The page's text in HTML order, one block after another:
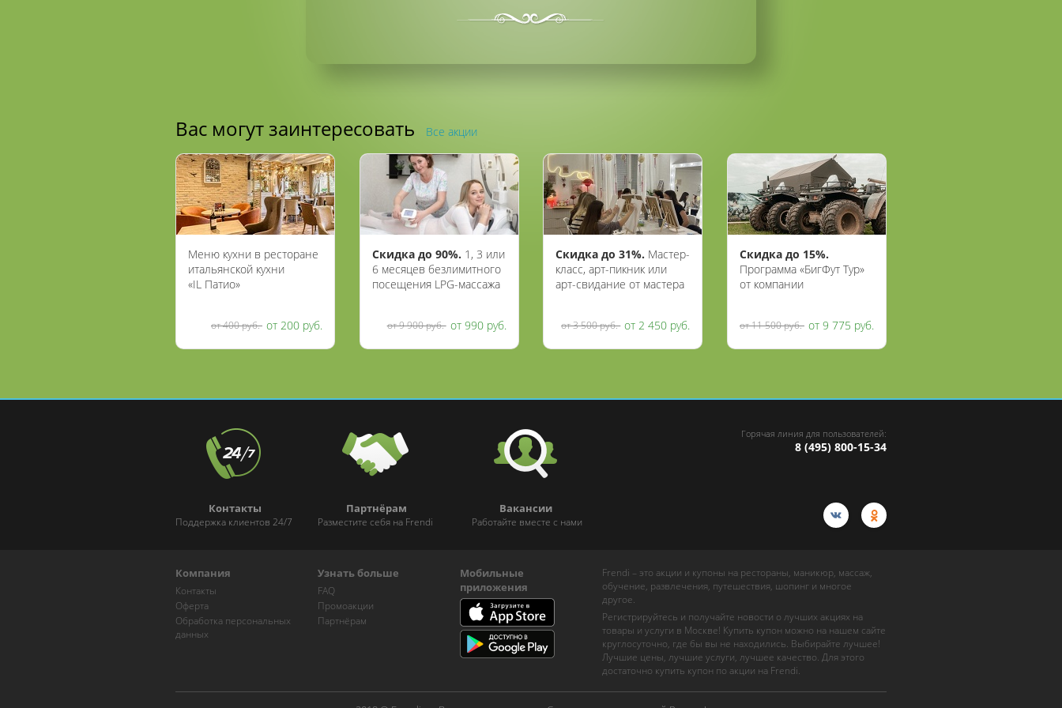
Вас могут заинтересовать Все акции
Меню кухни в ресторане
итальянской кухни
«IL Патио»
от 400 руб. от 200 руб.
Скидка до 90%. 1, 3 или
6 месяцев безлимитного
посещения LPG-массажа
от 9 900 руб. от 990 руб.
Скидка до 31%. Мастер-
класс, арт-пикник или
арт-свидание от мастера
от 3 500 руб. от 2 450 руб.
Скидка до 15%.
Программа «БигФут Тур»
от компании
от 11 500 руб. от 9 775 руб.
Контакты
Поддержка клиентов 24/7
Партнёрам
Разместите себя на Frendi
Вакансии
Работайте вместе с нами
Горячая линия для пользователей:
8 (495) 800-15-34
Компания
Контакты
Оферта
Обработка персональных
данных
Узнать больше
FAQ
Промоакции
Партнёрам
Мобильные
приложения
Frendi – это акции и купоны на рестораны, маникюр, массаж,
обучение, развлечения, путешествия, шопинг и многое
другое.
Регистрируйтесь и получайте новости о лучших акциях на
товары и услуги в Москве! Купить купон можно на нашем сайте
круглосуточно, где бы вы не находились. Выбирайте лучшее!
Лучшие цены, лучшие услуги, лучшее качество. Для этого
достаточно купить купон по акции на Frendi.